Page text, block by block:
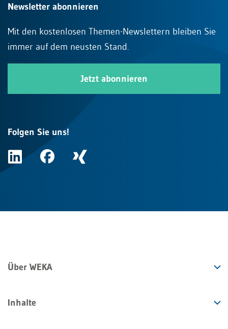
Newsletter abonnieren
Mit den kostenlosen Themen-Newslettern bleiben Sie
immer auf dem neusten Stand.
Jetzt abonnieren
Folgen Sie uns!
Über WEKA
Inhalte